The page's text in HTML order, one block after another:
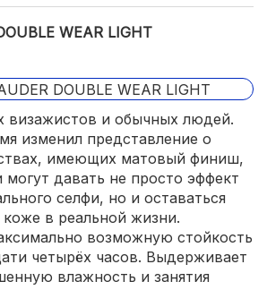
WEAR LIGHT
визажистов и обычных людей.
изменил представление о
имеющих матовый финиш,
могут давать не просто эффект
селфи, но и оставаться
в реальной жизни.
возможную стойкость
четырёх часов. Выдерживает
влажность и занятия